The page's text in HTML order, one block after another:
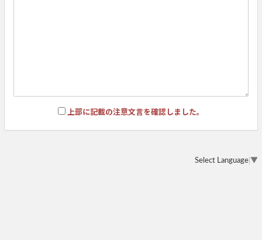
上部に記載の注意文言を確認しました。
Select Language ▼